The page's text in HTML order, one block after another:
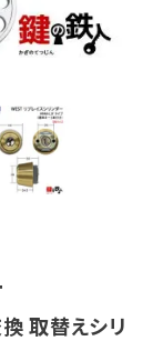
取替えシリ